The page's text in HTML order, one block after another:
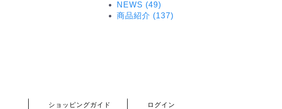
NEWS (49)
商品紹介 (137)
ショッピングガイド
ログイン